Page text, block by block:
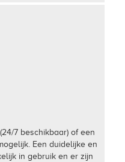
7 beschikbaar) of een
Een duidelijke en
in gebruik en er zijn